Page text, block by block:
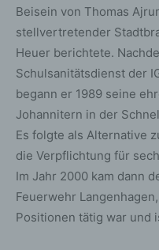
Beisein von Thomas
stellvertretender
Heuer berichtete.
Schulsanitätsdienst der
begann er 1989 seine
Johannitern in der
Es folgte als Alternative
die Verpflichtung für
Im Jahr 2000 kam dann
Feuerwehr
Positionen tätig war und